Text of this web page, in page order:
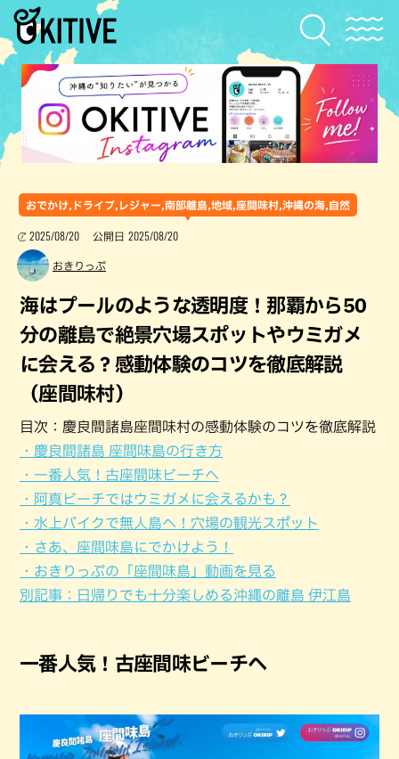
おでかけ,ドライブ,レジャー,南部離島,地域,座間味村,沖縄の海,自然
2025/08/20 公開日 2025/08/20
おきりっぷ
海はプールのような透明度！那覇から50
分の離島で絶景穴場スポットやウミガメ
に会える？感動体験のコツを徹底解説
（座間味村）
目次：慶良間諸島座間味村の感動体験のコツを徹底解説
・慶良間諸島 座間味島の行き方
・一番人気！古座間味ビーチへ
・阿真ビーチではウミガメに会えるかも？
・水上バイクで無人島へ！穴場の観光スポット
・さあ、座間味島にでかけよう！
・おきりっぷの「座間味島」動画を見る
別記事：日帰りでも十分楽しめる沖縄の離島 伊江島
一番人気！古座間味ビーチへ